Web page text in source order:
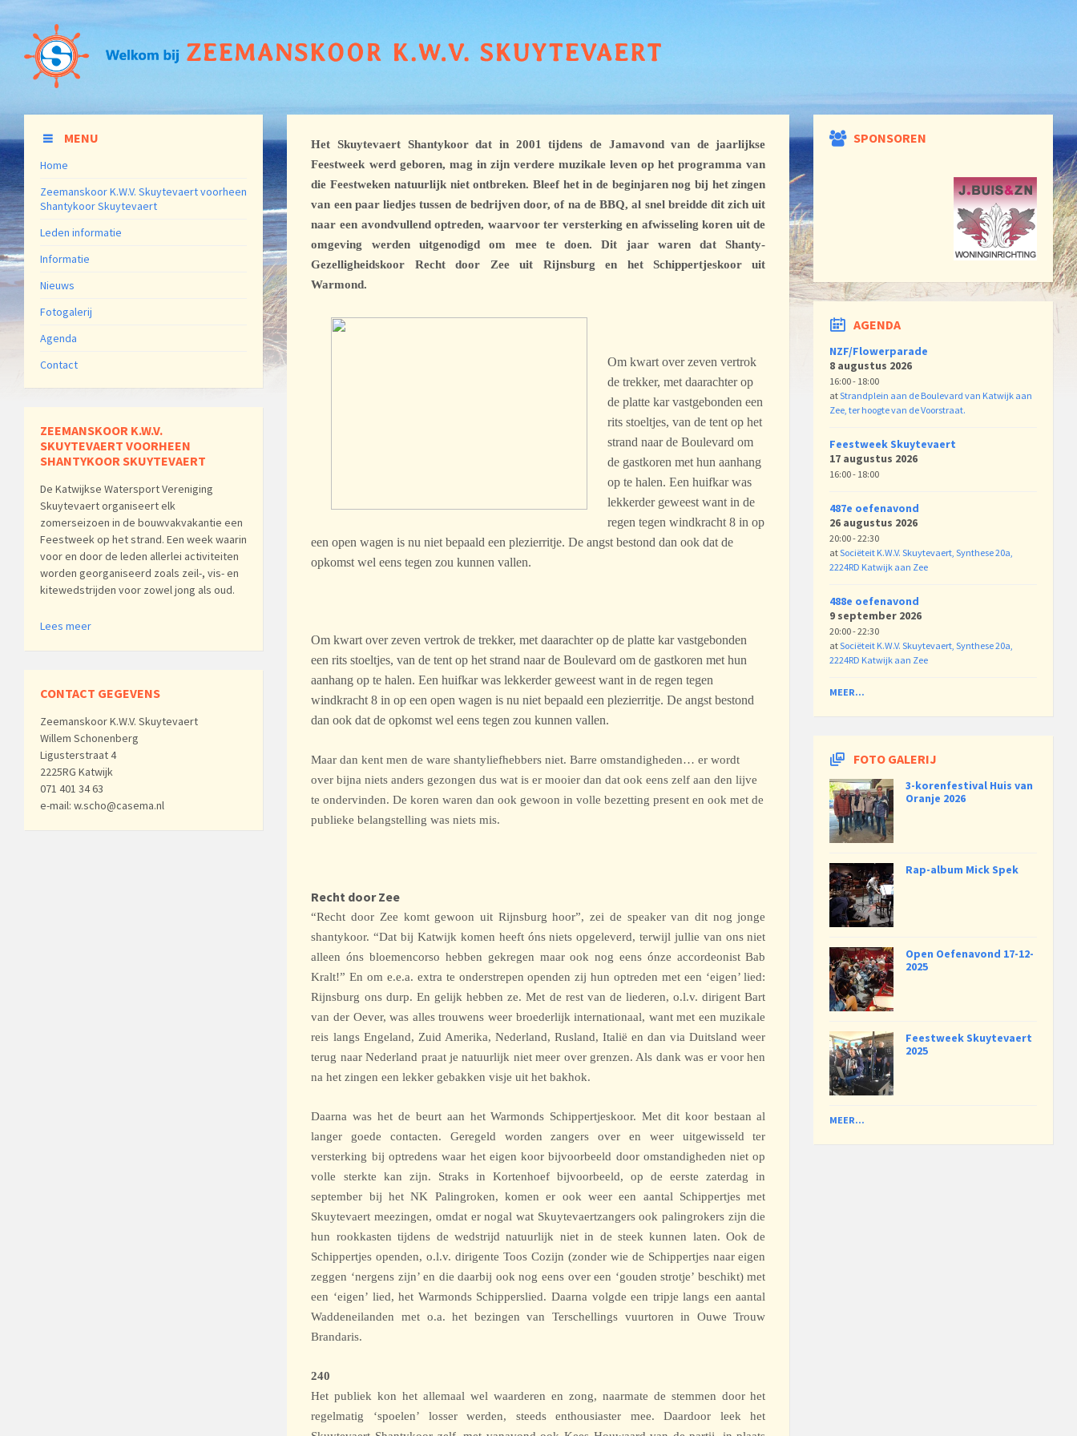
Het Skuytevaert Shantykoor dat in 2001 tijdens de Jamavond van de jaarlijkse
Feestweek werd geboren, mag in zijn verdere muzikale leven op het programma van
die Feestweken natuurlijk niet ontbreken. Bleef het in de beginjaren nog bij het zingen
van een paar liedjes tussen de bedrijven door, of na de BBQ, al snel breidde dit zich uit
naar een avondvullend optreden, waarvoor ter versterking en afwisseling koren uit de
omgeving werden uitgenodigd om mee te doen. Dit jaar waren dat Shanty-
Gezelligheidskoor Recht door Zee uit Rijnsburg en het Schippertjeskoor uit
Warmond.
Om kwart over zeven vertrok
de trekker, met daarachter op
de platte kar vastgebonden een
rits stoeltjes, van de tent op het
strand naar de Boulevard om
de gastkoren met hun aanhang
op te halen. Een huifkar was
lekkerder geweest want in de
regen tegen windkracht 8 in op
een open wagen is nu niet bepaald een plezierritje. De angst bestond dan ook dat de
opkomst wel eens tegen zou kunnen vallen.
Om kwart over zeven vertrok de trekker, met daarachter op de platte kar vastgebonden
een rits stoeltjes, van de tent op het strand naar de Boulevard om de gastkoren met hun
aanhang op te halen. Een huifkar was lekkerder geweest want in de regen tegen
windkracht 8 in op een open wagen is nu niet bepaald een plezierritje. De angst bestond
dan ook dat de opkomst wel eens tegen zou kunnen vallen.
Maar dan kent men de ware shantyliefhebbers niet. Barre omstandigheden… er wordt
over bijna niets anders gezongen dus wat is er mooier dan dat ook eens zelf aan den lijve
te ondervinden. De koren waren dan ook gewoon in volle bezetting present en ook met de
publieke belangstelling was niets mis.
Recht door Zee
“Recht door Zee komt gewoon uit Rijnsburg hoor”, zei de speaker van dit nog jonge
shantykoor. “Dat bij Katwijk komen heeft óns niets opgeleverd, terwijl jullie van ons niet
alleen óns bloemencorso hebben gekregen maar ook nog eens ónze accordeonist Bab
Kralt!” En om e.e.a. extra te onderstrepen openden zij hun optreden met een ‘eigen’ lied:
Rijnsburg ons durp. En gelijk hebben ze. Met de rest van de liederen, o.l.v. dirigent Bart
van der Oever, was alles trouwens weer broederlijk internationaal, want met een muzikale
reis langs Engeland, Zuid Amerika, Nederland, Rusland, Italië en dan via Duitsland weer
terug naar Nederland praat je natuurlijk niet meer over grenzen. Als dank was er voor hen
na het zingen een lekker gebakken visje uit het bakhok.
Daarna was het de beurt aan het Warmonds Schippertjeskoor. Met dit koor bestaan al
langer goede contacten. Geregeld worden zangers over en weer uitgewisseld ter
versterking bij optredens waar het eigen koor bijvoorbeeld door omstandigheden niet op
volle sterkte kan zijn. Straks in Kortenhoef bijvoorbeeld, op de eerste zaterdag in
september bij het NK Palingroken, komen er ook weer een aantal Schippertjes met
Skuytevaert meezingen, omdat er nogal wat Skuytevaertzangers ook palingrokers zijn die
hun rookkasten tijdens de wedstrijd natuurlijk niet in de steek kunnen laten. Ook de
Schippertjes openden, o.l.v. dirigente Toos Cozijn (zonder wie de Schippertjes naar eigen
zeggen ‘nergens zijn’ en die daarbij ook nog eens over een ‘gouden strotje’ beschikt) met
een ‘eigen’ lied, het Warmonds Schipperslied. Daarna volgde een tripje langs een aantal
Waddeneilanden met o.a. het bezingen van Terschellings vuurtoren in Ouwe Trouw
Brandaris.
240
Het publiek kon het allemaal wel waarderen en zong, naarmate de stemmen door het
regelmatig ‘spoelen’ losser werden, steeds enthousiaster mee. Daardoor leek het
MENU
Home
Zeemanskoor K.W.V. Skuytevaert voorheen
Shantykoor Skuytevaert
Leden informatie
Informatie
Nieuws
Fotogalerij
Agenda
Contact
ZEEMANSKOOR K.W.V.
SKUYTEVAERT VOORHEEN
SHANTYKOOR SKUYTEVAERT
De Katwijkse Watersport Vereniging
Skuytevaert organiseert elk
zomerseizoen in de bouwvakvakantie een
Feestweek op het strand. Een week waarin
voor en door de leden allerlei activiteiten
worden georganiseerd zoals zeil-, vis- en
kitewedstrijden voor zowel jong als oud.
Lees meer
CONTACT GEGEVENS
Zeemanskoor K.W.V. Skuytevaert
Willem Schonenberg
Ligusterstraat 4
2225RG Katwijk
071 401 34 63
e-mail: w.scho@casema.nl
SPONSOREN
AGENDA
NZF/Flowerparade
8 augustus 2026
16:00 - 18:00
atStrandplein aan de Boulevard van Katwijk aan
Zee, ter hoogte van de Voorstraat.
Feestweek Skuytevaert
17 augustus 2026
16:00 - 18:00
487e oefenavond
26 augustus 2026
20:00 - 22:30
atSociëteit K.W.V. Skuytevaert, Synthese 20a,
2224RD Katwijk aan Zee
488e oefenavond
9 september 2026
20:00 - 22:30
atSociëteit K.W.V. Skuytevaert, Synthese 20a,
2224RD Katwijk aan Zee
MEER...
FOTO GALERIJ
3-korenfestival Huis van
Oranje 2026
Rap-album Mick Spek
Open Oefenavond 17-12-
2025
Feestweek Skuytevaert
2025
MEER...